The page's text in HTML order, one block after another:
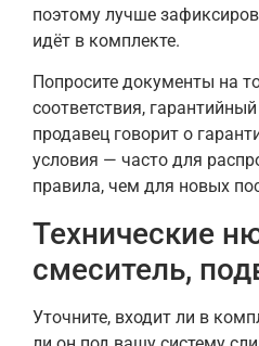
поэтому лучше
идёт в комплекте.
Попросите документы на
соответствия,
продавец говорит о
условия — часто для
правила, чем для новых
Технические
смеситель,
Уточните, входит ли в